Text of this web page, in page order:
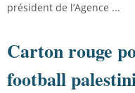
président de l’Agence ...
Carton rouge
football